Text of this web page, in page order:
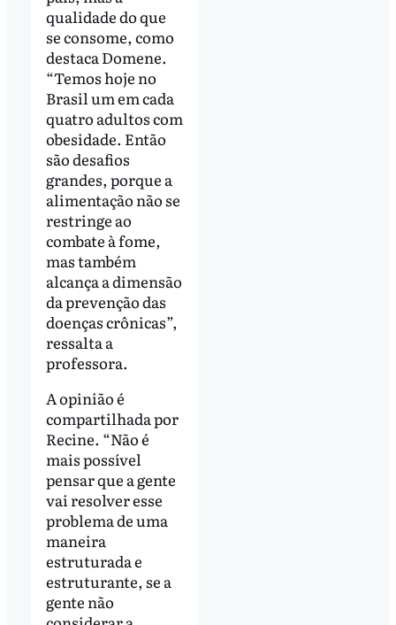
qualidade do que
se consome, como
destaca Domene.
“Temos hoje no
Brasil um em cada
quatro adultos com
obesidade. Então
são desafios
grandes, porque a
alimentação não se
restringe ao
combate à fome,
mas também
alcança a dimensão
da prevenção das
doenças crônicas”,
ressalta a
professora.
A opinião é
compartilhada por
Recine. “Não é
mais possível
pensar que a gente
vai resolver esse
problema de uma
maneira
estruturada e
estruturante, se a
gente não